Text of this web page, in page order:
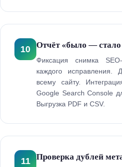
10 Отчёт «было — стало
Фиксация снимка
каждого исправления.
всему сайту.
Google Search Console
Выгрузка PDF и CSV.
11 Проверка дублей